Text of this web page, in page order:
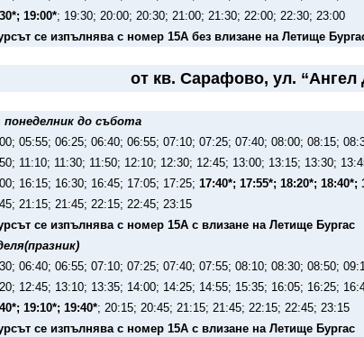
19:00*; 19:30; 20:00; 20:30; 21:00; 21:30; 22:00; 22:30; 23:00
се изпълнява с номер 15А без влизане на Летище
от кв. Сарафово, ул. “Ангел
до събота
05:55; 06:25; 06:40; 06:55; 07:10; 07:25; 07:40; 08:00; 08:15;
11:10; 11:30; 11:50; 12:10; 12:30; 12:45; 13:00; 13:15; 13:30;
16:15; 16:30; 16:45; 17:05; 17:25; 17:40*; 17:55*; 18:20*; 18:40*;
21:15; 21:45; 22:15; 22:45; 23:15
се изпълнява с номер 15А с влизане на Летище Бургас
06:40; 06:55; 07:10; 07:25; 07:40; 07:55; 08:10; 08:30; 08:50;
12:45; 13:10; 13:35; 14:00; 14:25; 14:55; 15:35; 16:05; 16:25;
19:10*; 19:40*; 20:15; 20:45; 21:15; 21:45; 22:15; 22:45; 23:15
се изпълнява с номер 15А с влизане на Летище Бургас